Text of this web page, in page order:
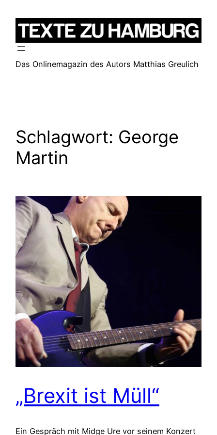
Inhalt
springen
Das Onlinemagazin des Autors Matthias Greulich
Schlagwort: George
Martin
„Brexit ist Müll“
Ein Gespräch mit Midge Ure vor seinem Konzert